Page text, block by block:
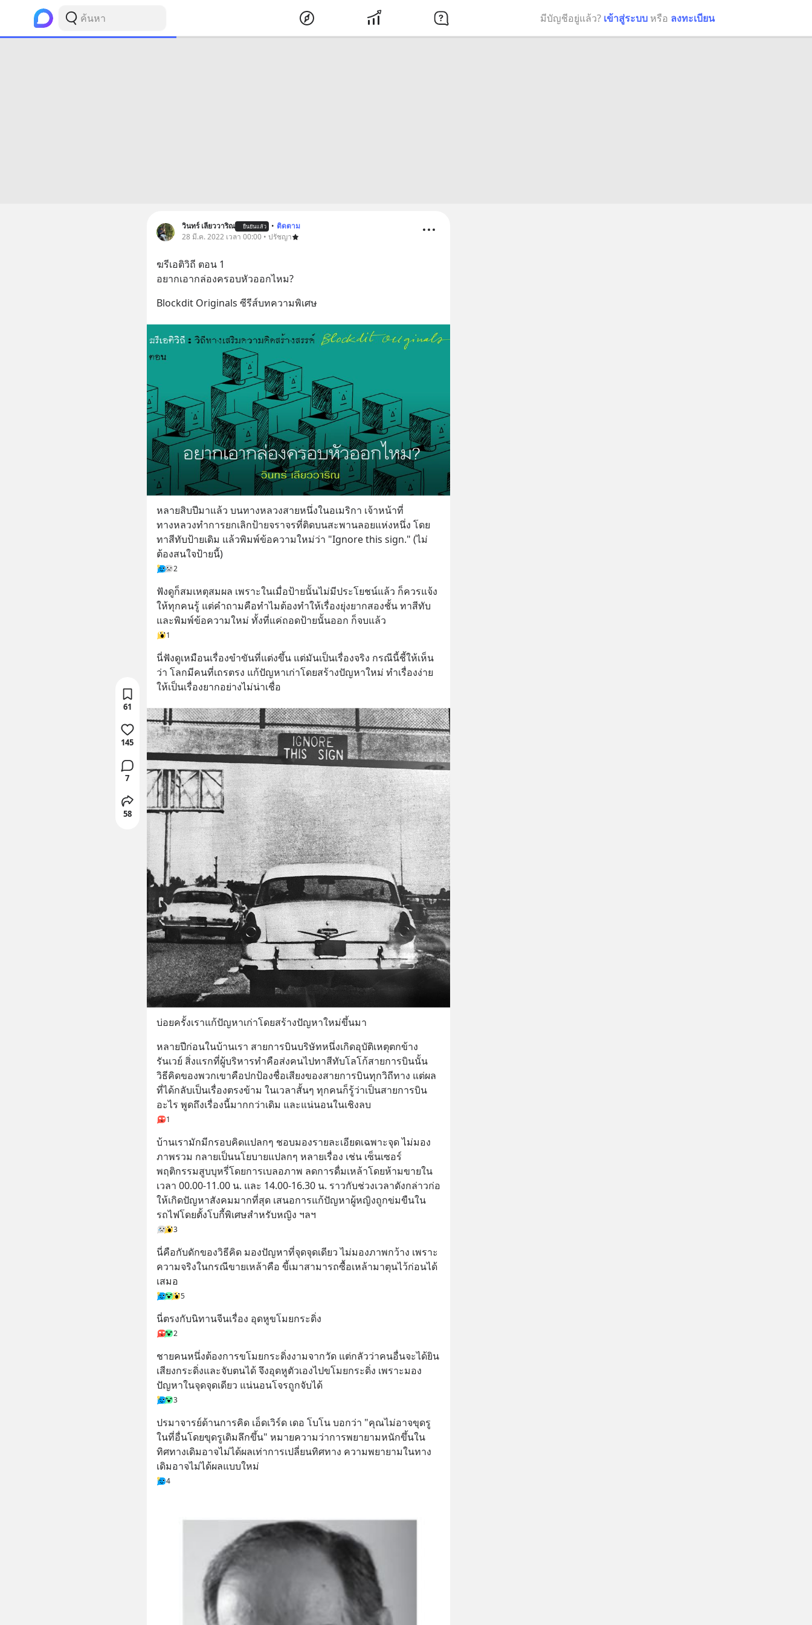
มีบัญชีอยู่แล้ว? เข้าสู่ระบบ หรือ ลงทะเบียน
วินทร์ เลียววาริณ ยืนยันแล้ว • ติดตาม
28 มี.ค. 2022 เวลา 00:00 • ปรัชญา
ฆรีเอติวิถี ตอน 1
อยากเอากล่องครอบหัวออกไหม?
Blockdit Originals ซีรีส์บทความพิเศษ
หลายสิบปีมาแล้ว บนทางหลวงสายหนึ่งในอเมริกา เจ้าหน้าที่
ทางหลวงทำการยกเลิกป้ายจราจรที่ติดบนสะพานลอยแห่งหนึ่ง โดย
ทาสีทับป้ายเดิม แล้วพิมพ์ข้อความใหม่ว่า "Ignore this sign." (ไม่
ต้องสนใจป้ายนี้)
2
ฟังดูก็สมเหตุสมผล เพราะในเมื่อป้ายนั้นไม่มีประโยชน์แล้ว ก็ควรแจ้ง
ให้ทุกคนรู้ แต่คำถามคือทำไมต้องทำให้เรื่องยุ่งยากสองชั้น ทาสีทับ
และพิมพ์ข้อความใหม่ ทั้งที่แค่ถอดป้ายนั้นออก ก็จบแล้ว
1
นี่ฟังดูเหมือนเรื่องขำขันที่แต่งขึ้น แต่มันเป็นเรื่องจริง กรณีนี้ชี้ให้เห็น
ว่า โลกมีคนที่เถรตรง แก้ปัญหาเก่าโดยสร้างปัญหาใหม่ ทำเรื่องง่าย
ให้เป็นเรื่องยากอย่างไม่น่าเชื่อ
บ่อยครั้งเราแก้ปัญหาเก่าโดยสร้างปัญหาใหม่ขึ้นมา
หลายปีก่อนในบ้านเรา สายการบินบริษัทหนึ่งเกิดอุบัติเหตุตกข้าง
รันเวย์ สิ่งแรกที่ผู้บริหารทำคือส่งคนไปทาสีทับโลโก้สายการบินนั้น
วิธีคิดของพวกเขาคือปกป้องชื่อเสียงของสายการบินทุกวิถีทาง แต่ผล
ที่ได้กลับเป็นเรื่องตรงข้าม ในเวลาสั้นๆ ทุกคนก็รู้ว่าเป็นสายการบิน
อะไร พูดถึงเรื่องนี้มากกว่าเดิม และแน่นอนในเชิงลบ
1
บ้านเรามักมีกรอบคิดแปลกๆ ชอบมองรายละเอียดเฉพาะจุด ไม่มอง
ภาพรวม กลายเป็นนโยบายแปลกๆ หลายเรื่อง เช่น เซ็นเซอร์
พฤติกรรมสูบบุหรี่โดยการเบลอภาพ ลดการดื่มเหล้าโดยห้ามขายใน
เวลา 00.00-11.00 น. และ 14.00-16.30 น. ราวกับช่วงเวลาดังกล่าวก่อ
ให้เกิดปัญหาสังคมมากที่สุด เสนอการแก้ปัญหาผู้หญิงถูกข่มขืนใน
รถไฟโดยตั้งโบกี้พิเศษสำหรับหญิง ฯลฯ
3
นี่คือกับดักของวิธีคิด มองปัญหาที่จุดจุดเดียว ไม่มองภาพกว้าง เพราะ
ความจริงในกรณีขายเหล้าคือ ขี้เมาสามารถซื้อเหล้ามาตุนไว้ก่อนได้
เสมอ
5
นี่ตรงกับนิทานจีนเรื่อง อุดหูขโมยกระดิ่ง
2
ชายคนหนึ่งต้องการขโมยกระดิ่งงามจากวัด แต่กลัวว่าคนอื่นจะได้ยิน
เสียงกระดิ่งและจับตนได้ จึงอุดหูตัวเองไปขโมยกระดิ่ง เพราะมอง
ปัญหาในจุดจุดเดียว แน่นอนโจรถูกจับได้
3
ปรมาจารย์ด้านการคิด เอ็ดเวิร์ด เดอ โบโน บอกว่า "คุณไม่อาจขุดรู
ในที่อื่นโดยขุดรูเดิมลึกขึ้น" หมายความว่าการพยายามหนักขึ้นใน
ทิศทางเดิมอาจไม่ได้ผลเท่าการเปลี่ยนทิศทาง ความพยายามในทาง
เดิมอาจไม่ได้ผลแบบใหม่
4
61
145
7
58